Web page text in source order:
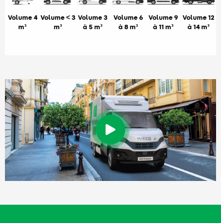
Volume 4
m³
Volume < 3
m³
Volume 3
à 5 m³
Volume 6
à 8 m³
Volume 9
à 11 m³
Volume 12
à 14 m³